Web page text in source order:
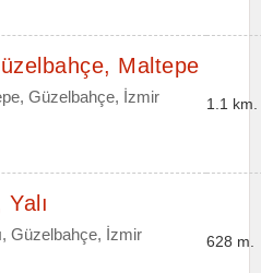
Maltepe
Güzelbahçe, İzmir 1.1 km.
Güzelbahçe, İzmir 628 m.